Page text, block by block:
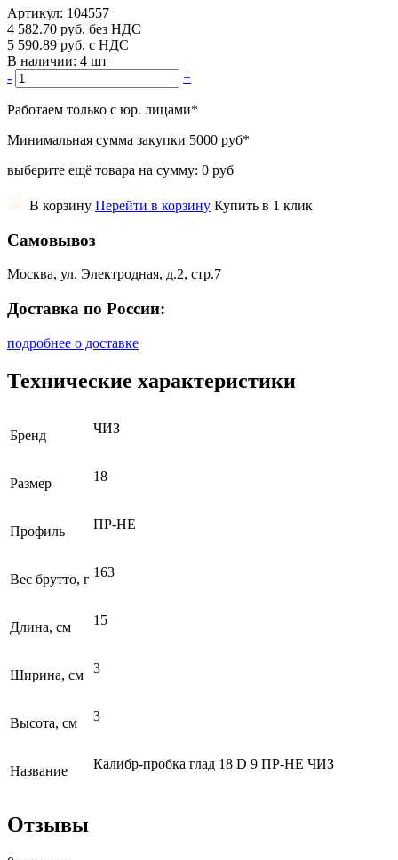
Артикул: 104557
4 582.70 руб. без НДС
5 590.89 руб. с НДС
В наличии: 4 шт
-
+
Работаем только с юр. лицами*
Минимальная сумма закупки 5000 руб*
выберите ещё товара на сумму: 0 руб
В корзину Перейти в корзину Купить в 1 клик
Самовывоз
Москва, ул. Электродная, д.2, стр.7
Доставка по России:
подробнее о доставке
Технические характеристики
Бренд ЧИЗ
Размер 18
Профиль ПР-НЕ
Вес брутто, г 163
Длина, см 15
Ширина, см 3
Высота, см 3
Название Калибр-пробка глад 18 D 9 ПР-НЕ ЧИЗ
Отзывы